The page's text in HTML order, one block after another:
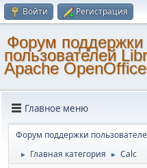
Войти Регистрация
Форум поддержки
пользователей
Apache OpenOffice
Главное меню
Форум поддержки
► Главная категория ► Calc